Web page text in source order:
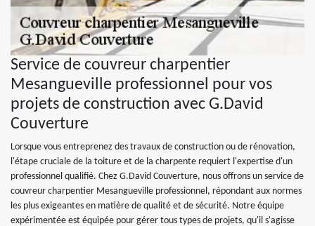
Service de couvreur charpentier
Mesangueville professionnel pour vos
projets de construction avec G.David
Couverture
Lorsque vous entreprenez des travaux de construction ou de rénovation,
l'étape cruciale de la toiture et de la charpente requiert l'expertise d'un
professionnel qualifié. Chez G.David Couverture, nous offrons un service de
couvreur charpentier Mesangueville professionnel, répondant aux normes
les plus exigeantes en matière de qualité et de sécurité. Notre équipe
expérimentée est équipée pour gérer tous types de projets, qu'il s'agisse